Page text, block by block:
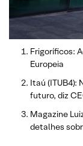
Frigoríficos:
Europeia
Itaú (ITUB4):
futuro, diz
Magazine
detalhes